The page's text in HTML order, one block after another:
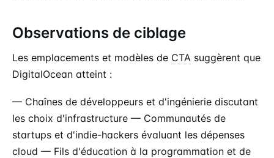
Observations de ciblage
Les emplacements et modèles de CTA suggèrent que
DigitalOcean atteint :
— Chaînes de développeurs et d'ingénierie discutant
les choix d'infrastructure — Communautés de
startups et d'indie-hackers évaluant les dépenses
cloud — Fils d'éducation à la programmation et de